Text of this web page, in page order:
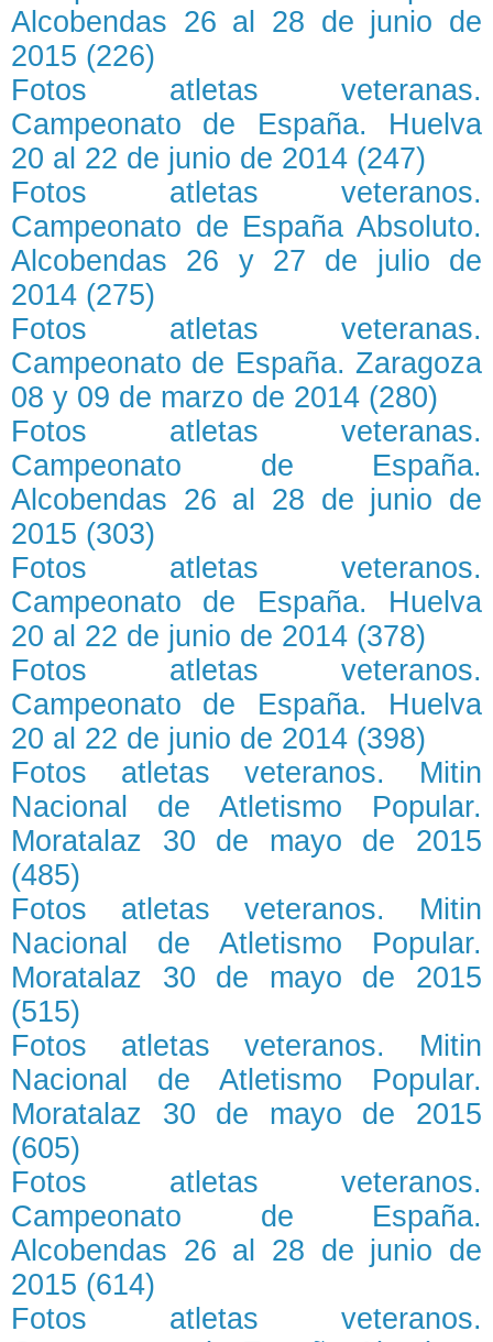
Alcobendas 26 al 28 de junio de
2015 (226)
Fotos atletas veteranas.
Campeonato de España. Huelva
20 al 22 de junio de 2014 (247)
Fotos atletas veteranos.
Campeonato de España Absoluto.
Alcobendas 26 y 27 de julio de
2014 (275)
Fotos atletas veteranas.
Campeonato de España. Zaragoza
08 y 09 de marzo de 2014 (280)
Fotos atletas veteranas.
Campeonato de España.
Alcobendas 26 al 28 de junio de
2015 (303)
Fotos atletas veteranos.
Campeonato de España. Huelva
20 al 22 de junio de 2014 (378)
Fotos atletas veteranos.
Campeonato de España. Huelva
20 al 22 de junio de 2014 (398)
Fotos atletas veteranos. Mitin
Nacional de Atletismo Popular.
Moratalaz 30 de mayo de 2015
(485)
Fotos atletas veteranos. Mitin
Nacional de Atletismo Popular.
Moratalaz 30 de mayo de 2015
(515)
Fotos atletas veteranos. Mitin
Nacional de Atletismo Popular.
Moratalaz 30 de mayo de 2015
(605)
Fotos atletas veteranos.
Campeonato de España.
Alcobendas 26 al 28 de junio de
2015 (614)
Fotos atletas veteranos.